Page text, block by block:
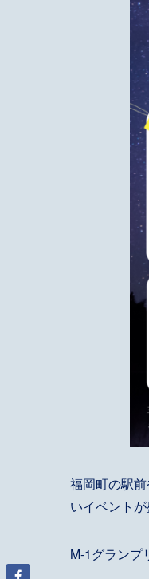
福岡町の駅
いイベント
M-1グランプ